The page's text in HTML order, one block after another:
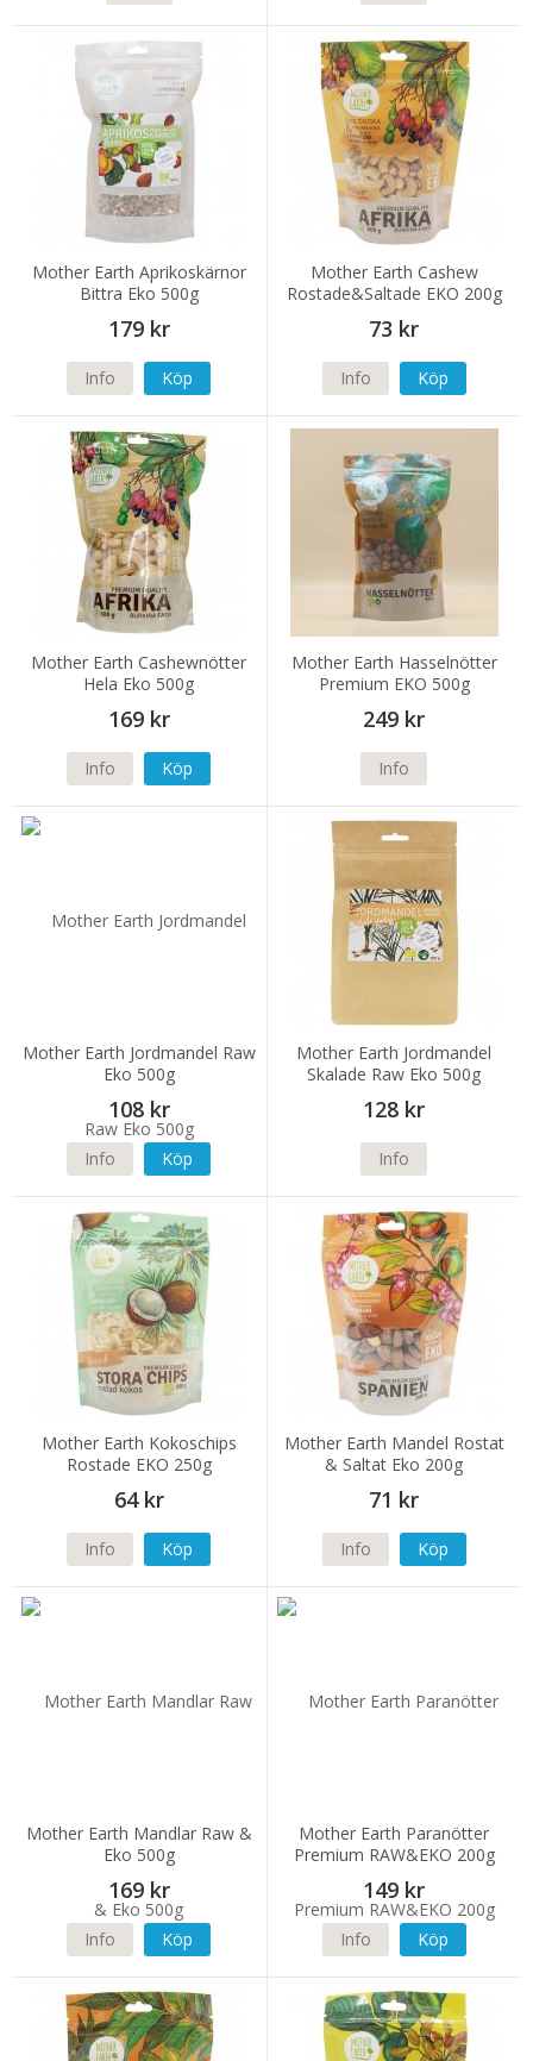
Mother Earth Aprikoskärnor
Bittra Eko 500g
179 kr
Info Köp
Mother Earth Cashew
Rostade&Saltade EKO 200g
73 kr
Info Köp
Mother Earth Cashewnötter
Hela Eko 500g
169 kr
Info Köp
Mother Earth Hasselnötter
Premium EKO 500g
249 kr
Info
Mother Earth Jordmandel Raw
Eko 500g
108 kr
Info Köp
Mother Earth Jordmandel
Skalade Raw Eko 500g
128 kr
Info
Mother Earth Kokoschips
Rostade EKO 250g
64 kr
Info Köp
Mother Earth Mandel Rostat
& Saltat Eko 200g
71 kr
Info Köp
Mother Earth Mandlar Raw &
Eko 500g
169 kr
Info Köp
Mother Earth Paranötter
Premium RAW&EKO 200g
149 kr
Info Köp